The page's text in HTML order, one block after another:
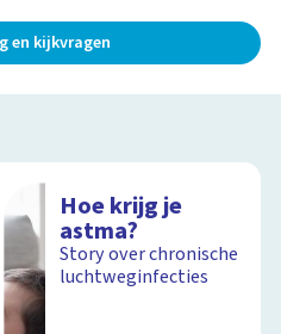
en kijkvragen
Hoe krijg je
astma?
Story over chronische
luchtweginfecties